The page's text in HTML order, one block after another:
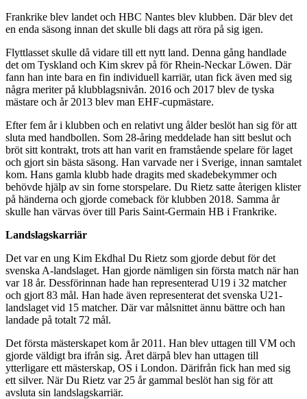
Frankrike blev landet och HBC Nantes blev klubben. Där blev det
en enda säsong innan det skulle bli dags att röra på sig igen.
Flyttlasset skulle då vidare till ett nytt land. Denna gång handlade
det om Tyskland och Kim skrev på för Rhein-Neckar Löwen. Där
fann han inte bara en fin individuell karriär, utan fick även med sig
några meriter på klubblagsnivån. 2016 och 2017 blev de tyska
mästare och år 2013 blev man EHF-cupmästare.
Efter fem år i klubben och en relativt ung ålder beslöt han sig för att
sluta med handbollen. Som 28-åring meddelade han sitt beslut och
bröt sitt kontrakt, trots att han varit en framstående spelare för laget
och gjort sin bästa säsong. Han varvade ner i Sverige, innan samtalet
kom. Hans gamla klubb hade dragits med skadebekymmer och
behövde hjälp av sin forne storspelare. Du Rietz satte återigen klister
på händerna och gjorde comeback för klubben 2018. Samma år
skulle han värvas över till Paris Saint-Germain HB i Frankrike.
Landslagskarriär
Det var en ung Kim Ekdhal Du Rietz som gjorde debut för det
svenska A-landslaget. Han gjorde nämligen sin första match när han
var 18 år. Dessförinnan hade han representerad U19 i 32 matcher
och gjort 83 mål. Han hade även representerat det svenska U21-
landslaget vid 15 matcher. Där var målsnittet ännu bättre och han
landade på totalt 72 mål.
Det första mästerskapet kom år 2011. Han blev uttagen till VM och
gjorde väldigt bra ifrån sig. Året därpå blev han uttagen till
ytterligare ett mästerskap, OS i London. Därifrån fick han med sig
ett silver. När Du Rietz var 25 år gammal beslöt han sig för att
avsluta sin landslagskarriär.